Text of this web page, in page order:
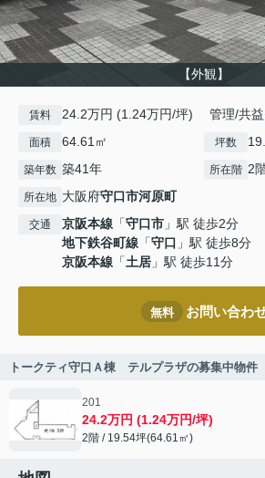
【外観】
賃料 24.2万円 (1.24万円/坪) 管理/共益
面積 64.61㎡ 坪数
築年数 築41年 所在階 2
所在地 大阪府守口市河原町
交通 京阪本線 「守口市 」駅 徒歩2分
地下鉄谷町線 「守口 」駅 徒歩8分
京阪本線 「土居 」駅 徒歩11分
無料 お問い合わ
トークティ守口Ａ棟 テルプラザの募集中物件
201
24.2万円 (1.24万円/坪)
2階 / 19.54坪(64.61㎡)